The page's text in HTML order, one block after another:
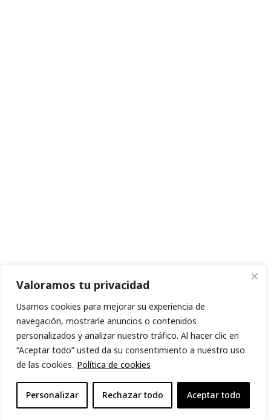
Valoramos tu privacidad
Usamos cookies para mejorar su experiencia de
navegación, mostrarle anuncios o contenidos
personalizados y analizar nuestro tráfico. Al hacer clic en
“Aceptar todo” usted da su consentimiento a nuestro uso
de las cookies. Política de cookies
Personalizar Rechazar todo Aceptar todo